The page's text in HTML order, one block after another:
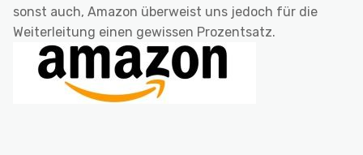
sonst auch, Amazon überweist uns jedoch für die
Weiterleitung einen gewissen Prozentsatz.